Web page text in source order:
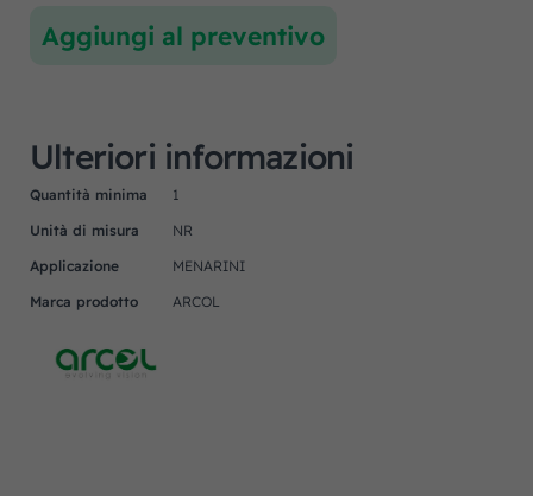
Aggiungi al preventivo
Ulteriori informazioni
Quantità minima
1
Unità di misura
NR
Applicazione
MENARINI
Marca prodotto
ARCOL